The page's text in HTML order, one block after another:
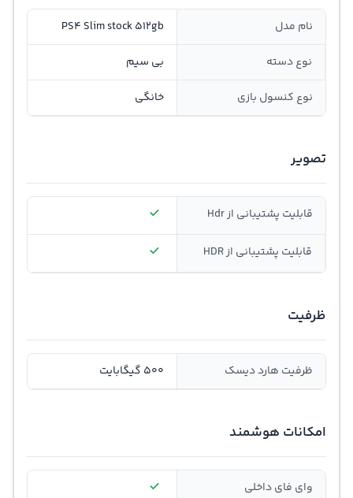
نام مدل PS4 Slim stock 512gb
نوع دسته بی سیم
نوع کنسول بازی خانگی
تصویر
قابلیت پشتیبانی از Hdr
قابلیت پشتیبانی از HDR
ظرفیت
ظرفیت هارد دیسک 500 گیگابایت
امکانات هوشمند
وای فای داخلی